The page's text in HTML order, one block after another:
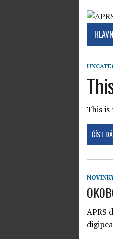
This
ČÍST
APRS